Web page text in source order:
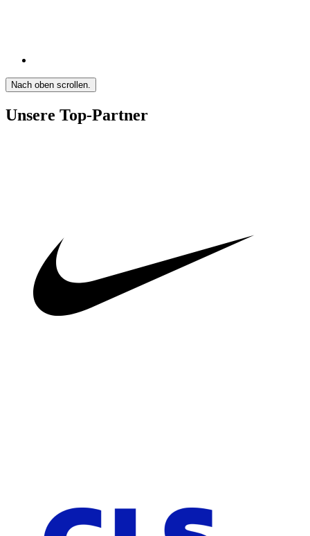
Nach oben scrollen.
Unsere Top-Partner